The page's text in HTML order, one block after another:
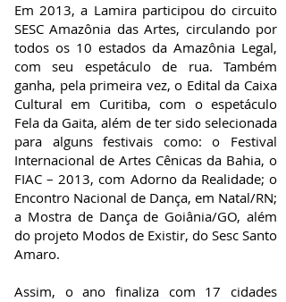
Em 2013, a Lamira participou do circuito
SESC Amazônia das Artes, circulando por
todos os 10 estados da Amazônia Legal,
com seu espetáculo de rua. Também
ganha, pela primeira vez, o Edital da Caixa
Cultural em Curitiba, com o espetáculo
Fela da Gaita, além de ter sido selecionada
para alguns festivais como: o Festival
Internacional de Artes Cênicas da Bahia, o
FIAC – 2013, com Adorno da Realidade; o
Encontro Nacional de Dança, em Natal/RN;
a Mostra de Dança de Goiânia/GO, além
do projeto Modos de Existir, do Sesc Santo
Amaro.
Assim, o ano finaliza com 17 cidades